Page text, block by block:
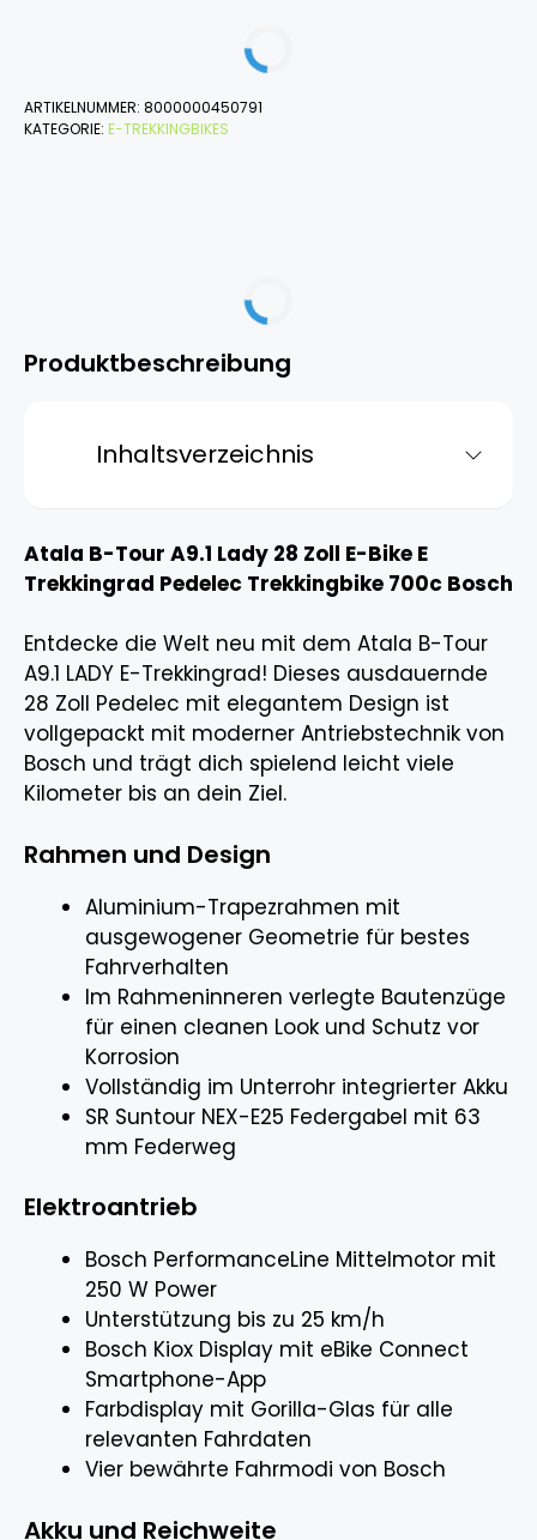
ARTIKELNUMMER: 8000000450791
KATEGORIE: E-TREKKINGBIKES
Produktbeschreibung
Inhaltsverzeichnis
Atala B-Tour A9.1 Lady 28 Zoll E-Bike E
Trekkingrad Pedelec Trekkingbike 700c Bosch
Entdecke die Welt neu mit dem Atala B-Tour
A9.1 LADY E-Trekkingrad! Dieses ausdauernde
28 Zoll Pedelec mit elegantem Design ist
vollgepackt mit moderner Antriebstechnik von
Bosch und trägt dich spielend leicht viele
Kilometer bis an dein Ziel.
Rahmen und Design
Aluminium-Trapezrahmen mit
ausgewogener Geometrie für bestes
Fahrverhalten
Im Rahmeninneren verlegte Bautenzüge
für einen cleanen Look und Schutz vor
Korrosion
Vollständig im Unterrohr integrierter Akku
SR Suntour NEX-E25 Federgabel mit 63
mm Federweg
Elektroantrieb
Bosch PerformanceLine Mittelmotor mit
250 W Power
Unterstützung bis zu 25 km/h
Bosch Kiox Display mit eBike Connect
Smartphone-App
Farbdisplay mit Gorilla-Glas für alle
relevanten Fahrdaten
Vier bewährte Fahrmodi von Bosch
Akku und Reichweite